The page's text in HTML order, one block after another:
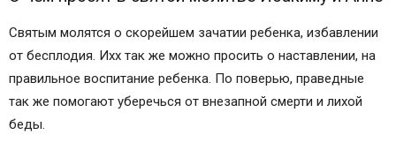
Святым молятся о скорейшем зачатии ребенка, избавлении
от бесплодия. Ихх так же можно просить о наставлении, на
правильное воспитание ребенка. По поверью, праведные
так же помогают уберечься от внезапной смерти и лихой
беды.